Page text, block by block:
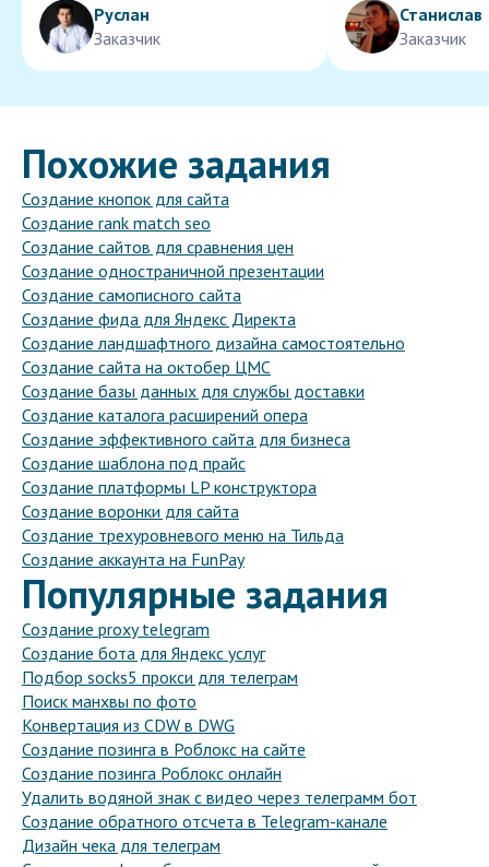
Руслан
Заказчик
Станислав
Заказчик
Похожие задания
Создание кнопок для сайта
Создание rank match seo
Создание сайтов для сравнения цен
Создание одностраничной презентации
Создание самописного сайта
Создание фида для Яндекс Директа
Создание ландшафтного дизайна самостоятельно
Создание сайта на октобер ЦМС
Создание базы данных для службы доставки
Создание каталога расширений опера
Создание эффективного сайта для бизнеса
Создание шаблона под прайс
Создание платформы LP конструктора
Создание воронки для сайта
Создание трехуровневого меню на Тильда
Создание аккаунта на FunPay
Популярные задания
Создание proxy telegram
Создание бота для Яндекс услуг
Подбор socks5 прокси для телеграм
Поиск манхвы по фото
Конвертация из CDW в DWG
Создание позинга в Роблокс на сайте
Создание позинга Роблокс онлайн
Удалить водяной знак с видео через телеграмм бот
Создание обратного отсчета в Telegram-канале
Дизайн чека для телеграм